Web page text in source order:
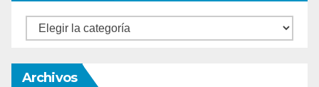
Categorías
Archivos